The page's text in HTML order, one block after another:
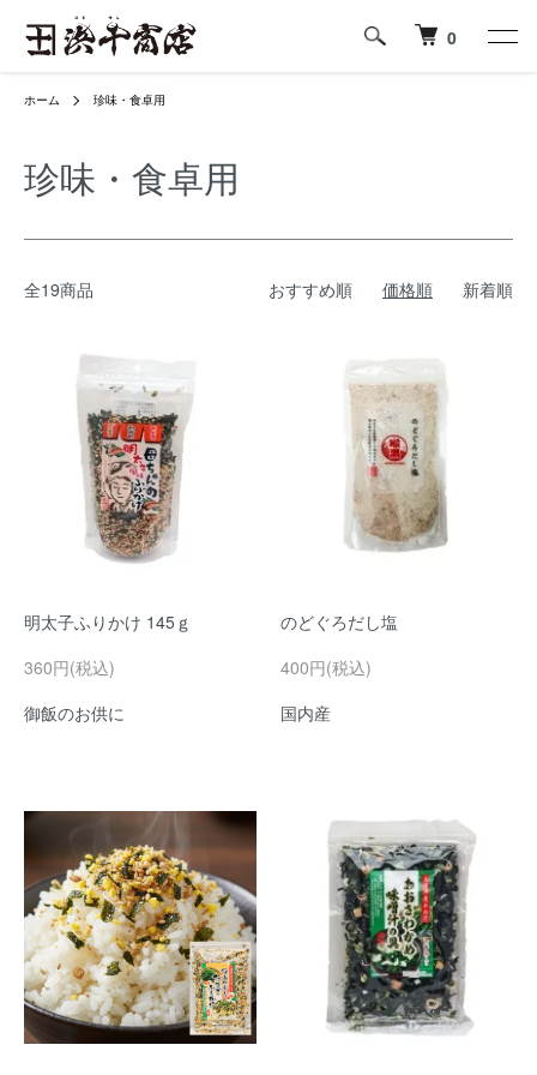
0
ホーム 珍味・食卓用
珍味・食卓用
全19商品 おすすめ順 価格順 新着順
明太子ふりかけ 145ｇ
360円(税込)
御飯のお供に
のどぐろだし塩
400円(税込)
国内産